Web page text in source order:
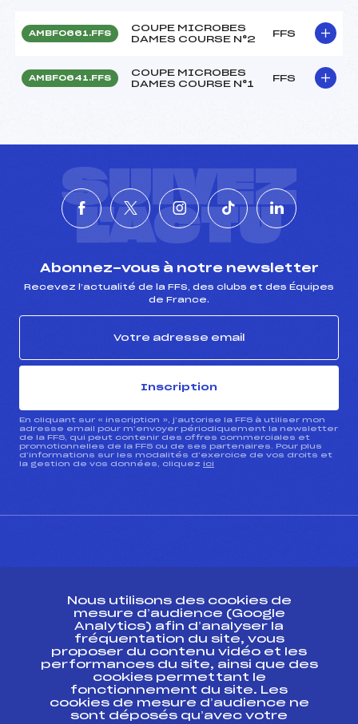
AMBF0661.FFS
COUPE MICROBES
DAMES COURSE N°2
FFS
AMBF0641.FFS
COUPE MICROBES
DAMES COURSE N°1
FFS
SUIVEZ
L'ACTU
Abonnez-vous à notre newsletter
Recevez l’actualité de la FFS, des clubs et des Équipes
de France.
Inscription
En cliquant sur « inscription », j’autorise la FFS à utiliser mon
adresse email pour m’envoyer périodiquement la newsletter
de la FFS, qui peut contenir des offres commerciales et
promotionnelles de la FFS ou de ses partenaires. Pour plus
d’informations sur les modalités d’exercice de vos droits et
la gestion de vos données, cliquez ici
ESPACE PRESSE
Ressources
Pass’Neige
Projet sportif fédéral
Projet de performance fédéral
Antidopage
Nous utilisons des cookies de
mesure d’audience (Google
Analytics) afin d’analyser la
fréquentation du site, vous
proposer du contenu vidéo et les
performances du site, ainsi que des
cookies permettant le
fonctionnement du site. Les
cookies de mesure d’audience ne
sont déposés qu’avec votre